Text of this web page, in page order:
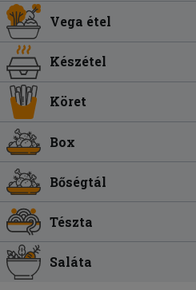
Vega étel
Készétel
Köret
Box
Bőségtál
Tészta
Saláta